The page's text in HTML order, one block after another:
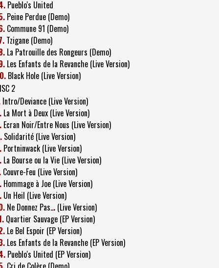
Pueblo's United
Peine Perdue (Demo)
Commune 91 (Demo)
Tzigane (Demo)
La Patrouille des Rongeurs (Demo)
Les Enfants de la Revanche (Live Version)
Black Hole (Live Version)
2
Intro/Deviance (Live Version)
La Mort à Deux (Live Version)
Ecran Noir/Entre Nous (Live Version)
Solidarité (Live Version)
Portninwack (Live Version)
La Bourse ou la Vie (Live Version)
Couvre-Feu (Live Version)
Hommage à Joe (Live Version)
Un Heil (Live Version)
Ne Donnez Pas... (Live Version)
Quartier Sauvage (EP Version)
Le Bel Espoir (EP Version)
Les Enfants de la Revanche (EP Version)
Pueblo's United (EP Version)